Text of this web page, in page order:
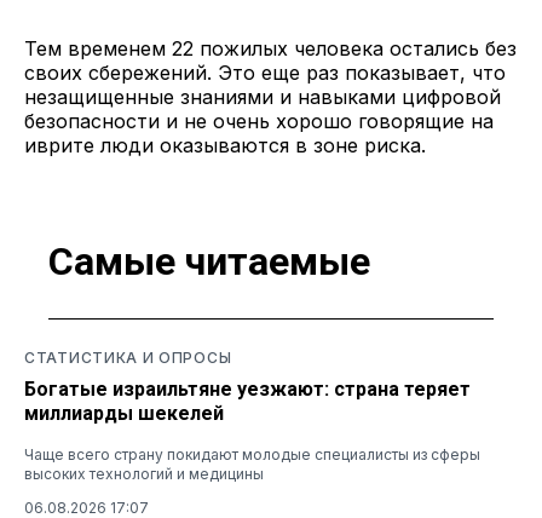
Тем временем 22 пожилых человека остались без
своих сбережений. Это еще раз показывает, что
незащищенные знаниями и навыками цифровой
безопасности и не очень хорошо говорящие на
иврите люди оказываются в зоне риска.
Самые читаемые
СТАТИСТИКА И ОПРОСЫ
Богатые израильтяне уезжают: страна теряет
миллиарды шекелей
Чаще всего страну покидают молодые специалисты из сферы
высоких технологий и медицины
06.08.2026 17:07